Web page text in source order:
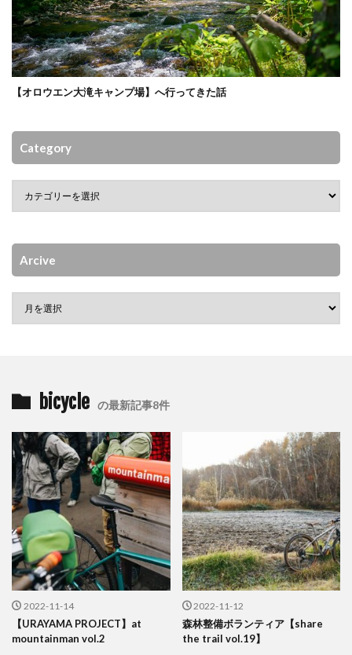
【オロウエン大滝キャンプ場】へ行ってきた話
Category
Arcive
bicycle の最新記事8件
2022-11-14
【URAYAMA PROJECT】at
mountainman vol.2
2022-11-12
森林整備ボランティア【share
the trail vol.19】